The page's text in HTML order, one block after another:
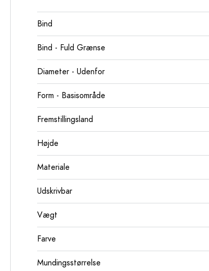
Bind
Bind - Fuld Grænse
Diameter - Udenfor
Form - Basisområde
Fremstillingsland
Højde
Materiale
Udskrivbar
Vægt
Farve
Mundingsstørrelse